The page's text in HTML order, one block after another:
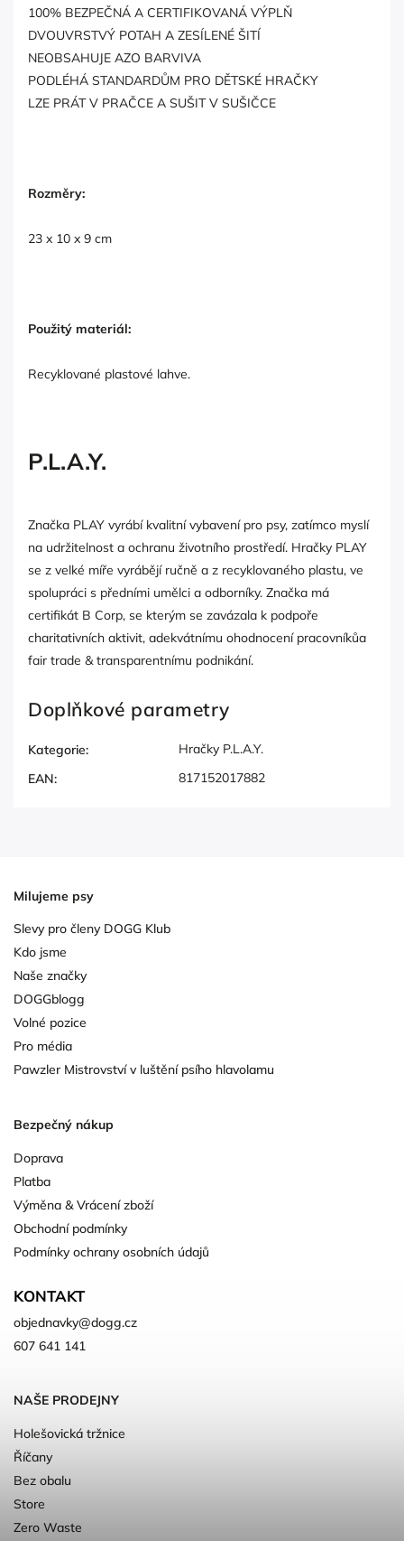
100% BEZPEČNÁ A CERTIFIKOVANÁ VÝPLŇ
DVOUVRSTVÝ POTAH A ZESÍLENÉ ŠITÍ
NEOBSAHUJE AZO BARVIVA
PODLÉHÁ STANDARDŮM PRO DĚTSKÉ HRAČKY
LZE PRÁT V PRAČCE A SUŠIT V SUŠIČCE
Rozměry:
23 x 10 x 9 cm
Použitý materiál:
Recyklované plastové lahve.
P.L.A.Y.
Značka PLAY vyrábí kvalitní vybavení pro psy, zatímco myslí
na udržitelnost a ochranu životního prostředí. Hračky PLAY
se z velké míře vyrábějí ručně a z recyklovaného plastu, ve
spolupráci s předními umělci a odborníky. Značka má
certifikát B Corp, se kterým se zavázala k podpoře
charitativních aktivit, adekvátnímu ohodnocení pracovníkůa
fair trade & transparentnímu podnikání.
Doplňkové parametry
Kategorie:
Hračky P.L.A.Y.
EAN: 817152017882
Milujeme psy
Slevy pro členy DOGG Klub
Kdo jsme
Naše značky
DOGGblogg
Volné pozice
Pro média
Pawzler Mistrovství v luštění psího hlavolamu
Bezpečný nákup
Doprava
Platba
Výměna & Vrácení zboží
Obchodní podmínky
Podmínky ochrany osobních údajů
KONTAKT
objednavky@dogg.cz
607 641 141
NAŠE PRODEJNY
Holešovická tržnice
Říčany
Bez obalu
Store
Zero Waste